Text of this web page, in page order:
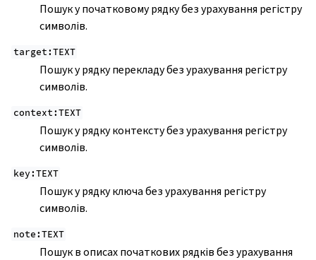
navigation of Настанови з налаштовування
Пошук у початковому рядку без урахування регістру
символів.
target:TEXT
Пошук у рядку перекладу без урахування регістру
символів.
context:TEXT
Пошук у рядку контексту без урахування регістру
символів.
key:TEXT
Пошук у рядку ключа без урахування регістру
символів.
note:TEXT
Пошук в описах початкових рядків без урахування